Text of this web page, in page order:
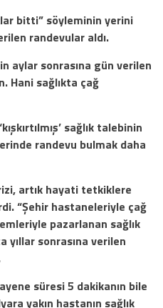
bitti” söyleminin yerini
randevular aldı.
aylar sonrasına gün verilen
Hani sağlıkta çağ
sağlık talebinin
randevu bulmak daha
artık hayati tetkiklere
“Şehir hastaneleriyle çağ
pazarlanan sağlık
sonrasına verilen
süresi 5 dakikanın bile
yakın hastanın sağlık